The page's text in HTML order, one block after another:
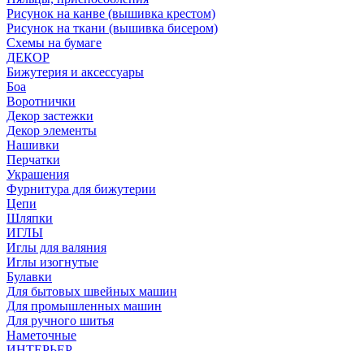
Рисунок на канве (вышивка крестом)
Рисунок на ткани (вышивка бисером)
Схемы на бумаге
ДЕКОР
Бижутерия и аксессуары
Боа
Воротнички
Декор застежки
Декор элементы
Нашивки
Перчатки
Украшения
Фурнитура для бижутерии
Цепи
Шляпки
ИГЛЫ
Иглы для валяния
Иглы изогнутые
Булавки
Для бытовых швейных машин
Для промышленных машин
Для ручного шитья
Наметочные